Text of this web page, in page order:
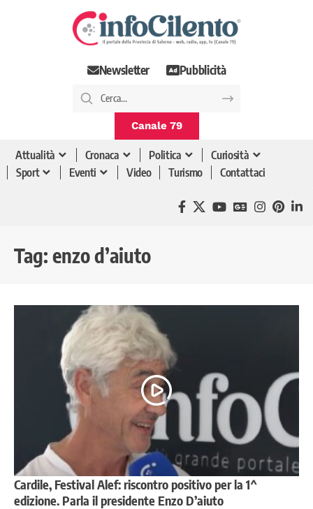
Newsletter Pubblicità
Canale 79
Attualità Cronaca Politica
Curiosità
Sport
Eventi Video Turismo Contattaci
Tag: enzo d’aiuto
Cardile, Festival Alef: riscontro positivo per la 1^
edizione. Parla il presidente Enzo D’aiuto